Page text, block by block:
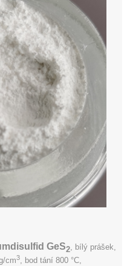
GeS2 , bílý prášek,
cm3, bod tání 800 °C,